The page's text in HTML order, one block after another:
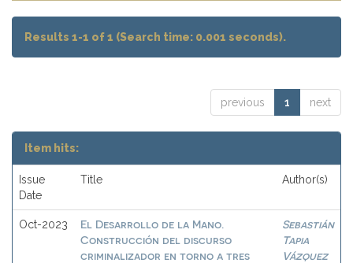
Results 1-1 of 1 (Search time: 0.001 seconds).
previous 1 next
Item hits:
Issue
Date
Title Author(s)
Oct-2023
El Desarrollo de la Mano.
Construcción del discurso
criminalizador en torno a tres
Sebastián
Tapia
Vázquez